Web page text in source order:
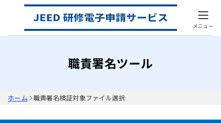
メニュー
職責署名ツール
ホーム 職責署名検証対象ファイル選択